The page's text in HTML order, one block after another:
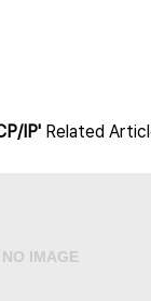
IP' Related